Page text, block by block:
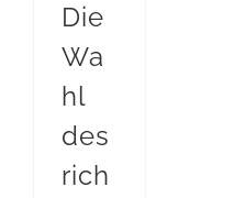
Die
Wa
hl
des
rich